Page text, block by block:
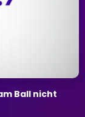
Ball nicht